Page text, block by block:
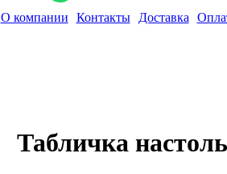
О компании Контакты Доставка
Табличка